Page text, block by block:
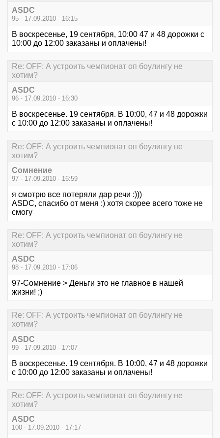
ASDC
95 - 17.09.2010 - 16:15
В воскресенье, 19 сентября, 10:00 47 и 48 дорожки с
10:00 до 12:00 заказаны и оплачены!
Re: OFF: А устроить чемпионат оп боулингу не
хотим?
ASDC
96 - 17.09.2010 - 16:30
В воскресенье. 19 сентября. В 10:00, 47 и 48 дорожки
с 10:00 до 12:00 заказаны и оплачены!
Re: OFF: А устроить чемпионат оп боулингу не
хотим?
Сомнение
97 - 17.09.2010 - 16:59
я смотрю все потеряли дар речи :)))
ASDC, спасибо от меня :) хотя скорее всего тоже не
смогу
Re: OFF: А устроить чемпионат оп боулингу не
хотим?
ASDC
98 - 17.09.2010 - 17:06
97-Сомнение > Деньги это не главное в нашей
жизни! ;)
Re: OFF: А устроить чемпионат оп боулингу не
хотим?
ASDC
99 - 17.09.2010 - 17:07
В воскресенье. 19 сентября. В 10:00, 47 и 48 дорожки
с 10:00 до 12:00 заказаны и оплачены!
Re: OFF: А устроить чемпионат оп боулингу не
хотим?
ASDC
100 - 17.09.2010 - 17:17